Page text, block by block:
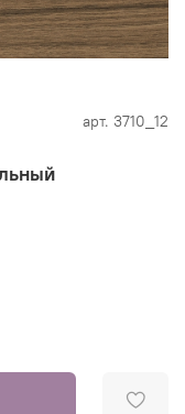
арт. 3710_12